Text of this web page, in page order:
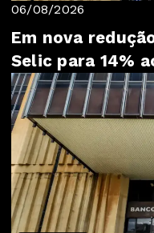
06/08/2026
Em nova
Selic para 14%